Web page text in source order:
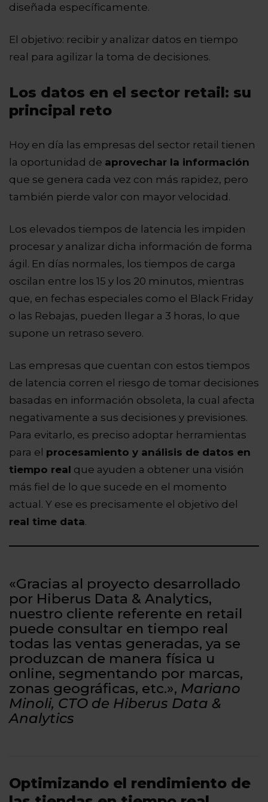
diseñada específicamente.
El objetivo: recibir y analizar datos en tiempo
real para agilizar la toma de decisiones.
Los datos en el sector retail: su
principal reto
Hoy en día las empresas del sector retail tienen
la oportunidad de aprovechar la información
que se genera cada vez con más rapidez, pero
también pierde valor con mayor velocidad.
Los elevados tiempos de latencia les impiden
procesar y analizar dicha información de forma
ágil. En días normales, los tiempos de carga
oscilan entre los 15 y los 20 minutos, mientras
que, en fechas especiales como el Black Friday
o las Rebajas, pueden llegar a 3 horas, lo que
supone un retraso severo.
Las empresas que cuentan con estos tiempos
de latencia corren el riesgo de tomar decisiones
basadas en información obsoleta, la cual afecta
negativamente a sus decisiones y previsiones.
Para evitarlo, es preciso adoptar herramientas
para el procesamiento y análisis de datos en
tiempo real que ayuden a obtener una visión
más fiel de lo que sucede en el momento
actual. Y ese es precisamente el objetivo del
real time data.
«Gracias al proyecto desarrollado
por Hiberus Data & Analytics,
nuestro cliente referente en retail
puede consultar en tiempo real
todas las ventas generadas, ya se
produzcan de manera física u
online, segmentando por marcas,
zonas geográficas, etc.», Mariano
Minoli, CTO de Hiberus Data &
Analytics
Optimizando el rendimiento de